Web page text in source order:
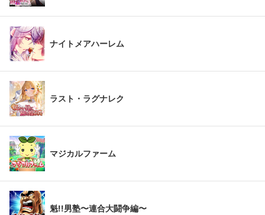
ナイトメアハーレム
ラスト・ラグナレク
マジカルファーム
魁!!男塾〜連合大闘争編〜